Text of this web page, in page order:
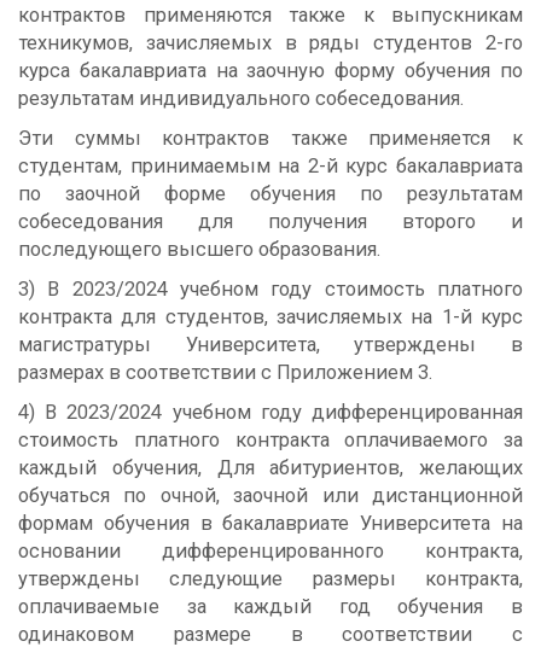
контрактов применяются также к выпускникам
техникумов, зачисляемых в ряды студентов 2-го
курса бакалавриата на заочную форму обучения по
результатам индивидуального собеседования.
Эти суммы контрактов также применяется к
студентам, принимаемым на 2-й курс бакалавриата
по заочной форме обучения по результатам
собеседования для получения второго и
последующего высшего образования.
3) В 2023/2024 учебном году стоимость платного
контракта для студентов, зачисляемых на 1-й курс
магистратуры Университета, утверждены в
размерах в соответствии с Приложением 3.
4) В 2023/2024 учебном году дифференцированная
стоимость платного контракта оплачиваемого за
каждый обучения, Для абитуриентов, желающих
обучаться по очной, заочной или дистанционной
формам обучения в бакалавриате Университета на
основании дифференцированного контракта,
утверждены следующие размеры контракта,
оплачиваемые за каждый год обучения в
одинаковом размере в соответствии с